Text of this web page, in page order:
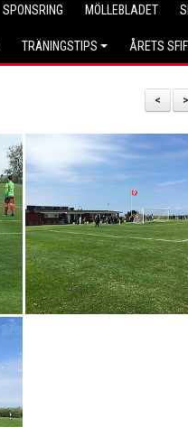
SPONSRING MÖLLEBLADET
TRÄNINGSTIPS ÅRETS
>
<